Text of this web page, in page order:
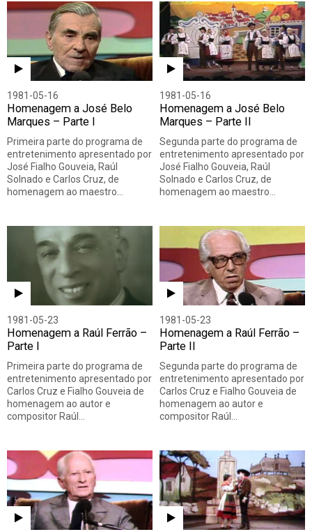
1981-05-16
Homenagem a José Belo
Marques – Parte I
Primeira parte do programa de
entretenimento apresentado por
José Fialho Gouveia, Raúl
Solnado e Carlos Cruz, de
homenagem ao maestro…
1981-05-16
Homenagem a José Belo
Marques – Parte II
Segunda parte do programa de
entretenimento apresentado por
José Fialho Gouveia, Raúl
Solnado e Carlos Cruz, de
homenagem ao maestro…
1981-05-23
Homenagem a Raúl Ferrão –
Parte I
Primeira parte do programa de
entretenimento apresentado por
Carlos Cruz e Fialho Gouveia de
homenagem ao autor e
compositor Raúl…
1981-05-23
Homenagem a Raúl Ferrão –
Parte II
Segunda parte do programa de
entretenimento apresentado por
Carlos Cruz e Fialho Gouveia de
homenagem ao autor e
compositor Raúl…